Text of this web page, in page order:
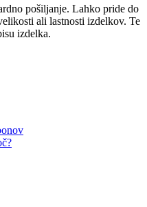
pošiljanje. Lahko pride do
ali lastnosti izdelkov. Te
izdelka.